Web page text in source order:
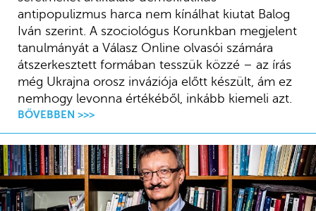
antipopulizmus harca nem kínálhat kiutat Balog
Iván szerint. A szociológus Korunkban megjelent
tanulmányát a Válasz Online olvasói számára
átszerkesztett formában tesszük közzé – az írás
még Ukrajna orosz inváziója előtt készült, ám ez
nemhogy levonna értékéből, inkább kiemeli azt.
BŐVEBBEN >>>